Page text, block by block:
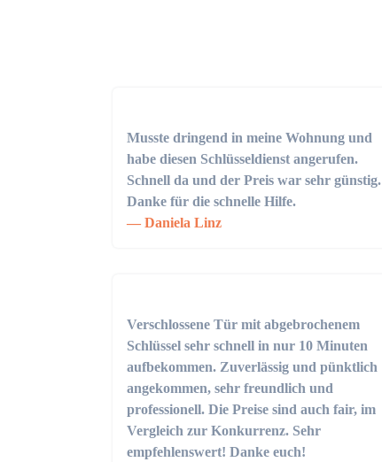
Musste dringend in meine Wohnung und
habe diesen Schlüsseldienst angerufen.
Schnell da und der Preis war sehr günstig.
Danke für die schnelle Hilfe.
Daniela Linz
Verschlossene Tür mit abgebrochenem
Schlüssel sehr schnell in nur 10 Minuten
aufbekommen. Zuverlässig und pünktlich
angekommen, sehr freundlich und
professionell. Die Preise sind auch fair, im
Vergleich zur Konkurrenz. Sehr
empfehlenswert! Danke euch!